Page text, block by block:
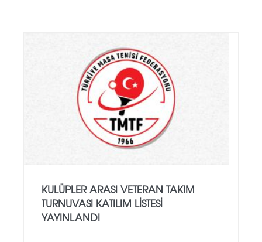
KULÜPLER ARASI VETERAN TAKIM
TURNUVASI KATILIM LISTESI
YAYINLANDI